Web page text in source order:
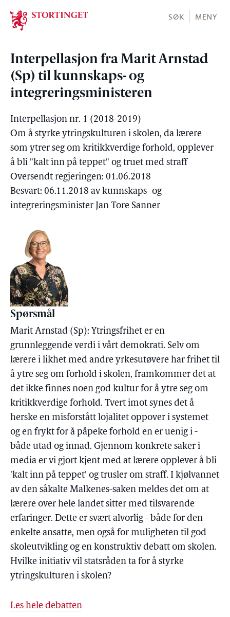
Stortinget.no
SØK MENY
Interpellasjon fra Marit Arnstad
(Sp) til kunnskaps- og
integreringsministeren
Interpellasjon nr. 1 (2018-2019)
Om å styrke ytringskulturen i skolen, da lærere
som ytrer seg om kritikkverdige forhold, opplever
å bli "kalt inn på teppet" og truet med straff
Oversendt regjeringen: 01.06.2018
Besvart: 06.11.2018 av kunnskaps- og
integreringsminister Jan Tore Sanner
Spørsmål
Marit Arnstad (Sp): Ytringsfrihet er en
grunnleggende verdi i vårt demokrati. Selv om
lærere i likhet med andre yrkesutøvere har frihet til
å ytre seg om forhold i skolen, framkommer det at
det ikke finnes noen god kultur for å ytre seg om
kritikkverdige forhold. Tvert imot synes det å
herske en misforstått lojalitet oppover i systemet
og en frykt for å påpeke forhold en er uenig i -
både utad og innad. Gjennom konkrete saker i
media er vi gjort kjent med at lærere opplever å bli
'kalt inn på teppet' og trusler om straff. I kjølvannet
av den såkalte Malkenes-saken meldes det om at
lærere over hele landet sitter med tilsvarende
erfaringer. Dette er svært alvorlig - både for den
enkelte ansatte, men også for muligheten til god
skoleutvikling og en konstruktiv debatt om skolen.
Hvilke initiativ vil statsråden ta for å styrke
ytringskulturen i skolen?
Les hele debatten